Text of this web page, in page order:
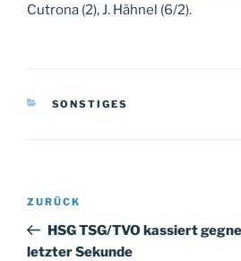
Cutrona (2), J. Hähnel (6/2).
KATEGORIEN
SONSTIGES
Beitragsnavigation
Vorheriger
Beitrag
ZURÜCK
HSG TSG/TVO kassiert
letzter Sekunde